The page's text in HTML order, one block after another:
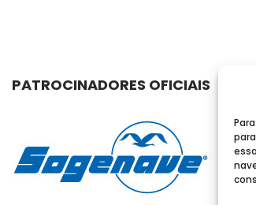
PATROCINADORES OFICIAIS